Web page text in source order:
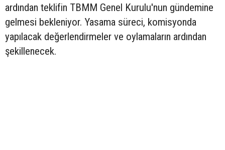
ardından teklifin TBMM Genel Kurulu'nun gündemine
gelmesi bekleniyor. Yasama süreci, komisyonda
yapılacak değerlendirmeler ve oylamaların ardından
şekillenecek.